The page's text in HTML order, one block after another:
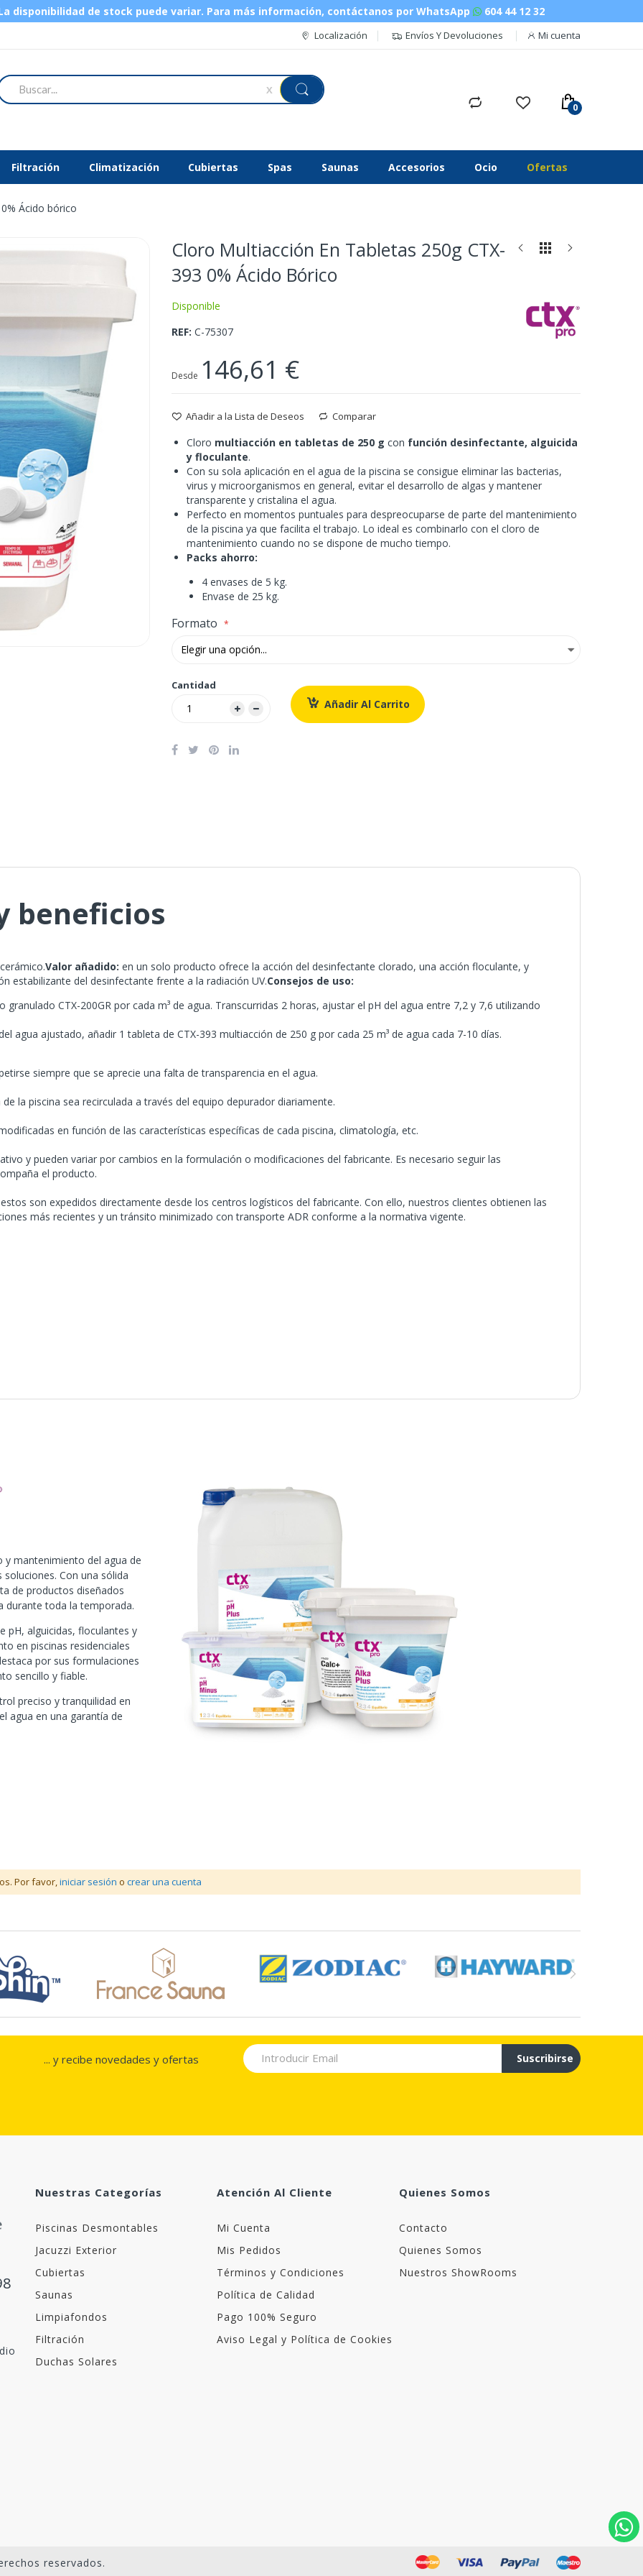
La disponibilidad de stock puede variar. Para más información, contáctanos por WhatsApp
604 44 12 32
Localización Envíos Y Devoluciones Mi cuenta
Buscar X
Filtración Climatización Cubiertas Spas Saunas Accesorios Ocio Ofertas
Ácido bórico
Cloro Multiacción En Tabletas 250g CTX-
393 0% Ácido Bórico
Disponible
REF C-75307
Desde 146,61 €
Añadir a la Lista de Deseos Comparar
Cloro multiacción en tabletas de 250 g con función desinfectante, alguicida
y floculante.
Con su sola aplicación en el agua de la piscina se consigue eliminar las bacterias,
virus y microorganismos en general, evitar el desarrollo de algas y mantener
transparente y cristalina el agua.
Perfecto en momentos puntuales para despreocuparse de parte del mantenimiento
de la piscina ya que facilita el trabajo. Lo ideal es combinarlo con el cloro de
mantenimiento cuando no se dispone de mucho tiempo.
Packs ahorro:
4 envases de 5 kg.
Envase de 25 kg.
Formato
Cantidad
Añadir Al Carrito
beneficios
Valor añadido: en un solo producto ofrece la acción del desinfectante clorado, una acción floculante, y
estabilizante del desinfectante frente a la radiación UV.Consejos de uso:
CTX-200GR por cada m³ de agua. Transcurridas 2 horas, ajustar el pH del agua entre 7,2 y 7,6 utilizando
agua ajustado, añadir 1 tableta de CTX-393 multiacción de 250 g por cada 25 m³ de agua cada 7-10 días.
siempre que se aprecie una falta de transparencia en el agua.
la piscina sea recirculada a través del equipo depurador diariamente.
en función de las características específicas de cada piscina, climatología, etc.
y pueden variar por cambios en la formulación o modificaciones del fabricante. Es necesario seguir las
el producto.
son expedidos directamente desde los centros logísticos del fabricante. Con ello, nuestros clientes obtienen las
más recientes y un tránsito minimizado con transporte ADR conforme a la normativa vigente.
mantenimiento del agua de
Con una sólida
de productos diseñados
durante toda la temporada.
pH, alguicidas, floculantes y
en piscinas residenciales
por sus formulaciones
sencillo y fiable.
preciso y tranquilidad en
agua en una garantía de
Por favor, iniciar sesión o crear una cuenta
... y recibe novedades y ofertas Suscribirse
Nuestras Categorías
Piscinas Desmontables
Jacuzzi Exterior
Cubiertas
Saunas
Limpiafondos
Filtración
Duchas Solares
Atención Al Cliente
Mi Cuenta
Mis Pedidos
Términos y Condiciones
Política de Calidad
Pago 100% Seguro
Aviso Legal y Política de Cookies
Quienes Somos
Contacto
Quienes Somos
Nuestros ShowRooms
reservados.